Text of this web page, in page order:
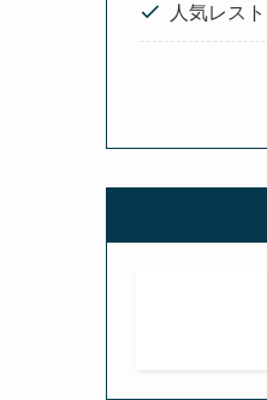
人気レス